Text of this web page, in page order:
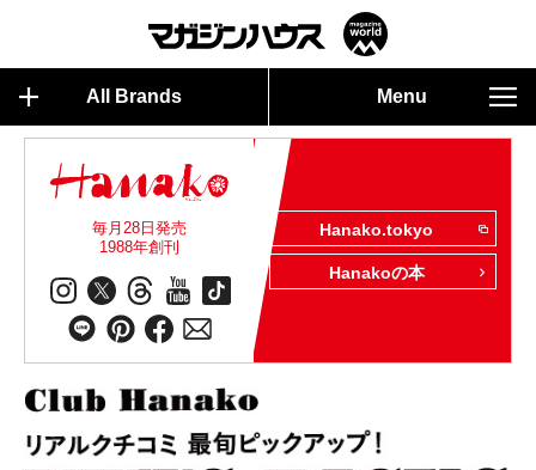
All Brands Menu
毎月28日発売
1988年創刊
Hanako.tokyo
Hanakoの本